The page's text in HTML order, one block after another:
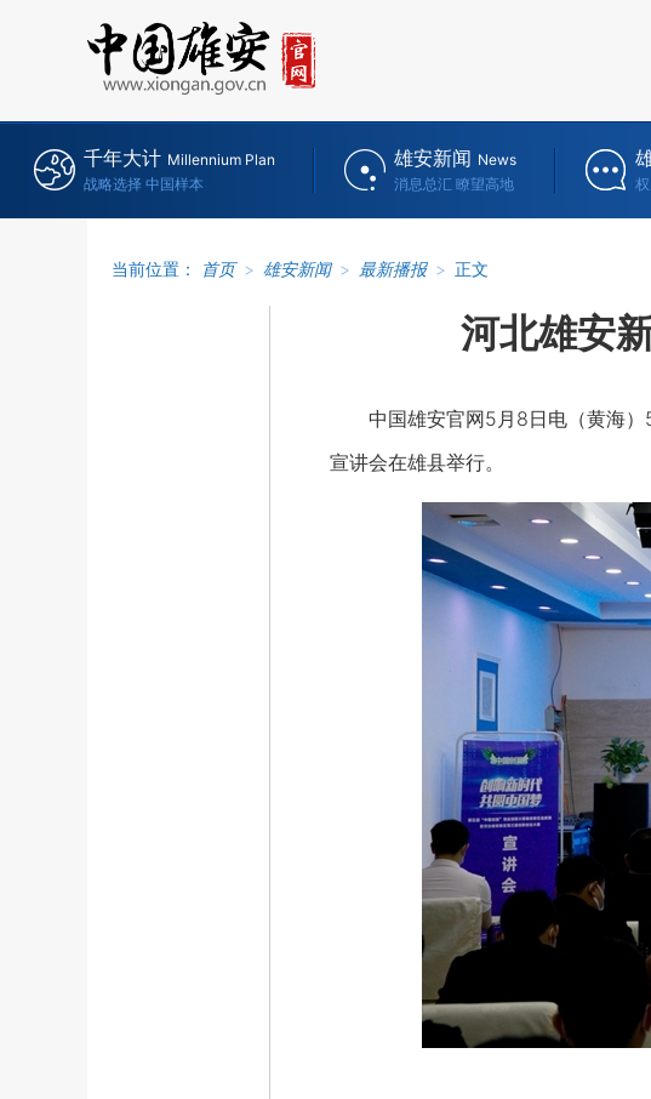
千年大计 Millennium Plan
战略选择 中国样本
雄安新闻 News
消息总汇 瞭望高地
当前位置： 首页 > 雄安新闻 > 最新播报 > 正文
河北雄安
中国雄安官网5月8日电（黄海）5
宣讲会在雄县举行。